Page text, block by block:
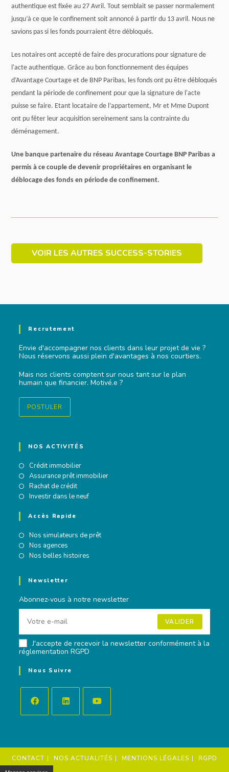
authentique est fixée au 27 Avril. Tout semblait se passer normalement
jusqu’à ce que le confinement soit annoncé à partir du 13 avril. Nous ne
savions pas si les fonds pourraient être débloqués.
Les notaires ont accepté de faire des procurations pour signature de
l'acte authentique. Grâce au bon fonctionnement des équipes
d’Avantage Courtage et de BNP Paribas, les fonds ont pu être débloqués
pendant la période de confinement pour que la signature de l'acte
puisse se faire. Etant locataire de l’appartement, Mr et Mme Dupont
ont pu fêter leur acquisition sereinement sans la contrainte du
déménagement.
Une banque partenaire du réseau Avantage Courtage BNP Paribas a
permis à ce couple de devenir propriétaires en organisant le
déblocage des fonds en période de confinement.
VOIR LES AUTRES SUCCESS-STORIES
Recrutement
Envie d'accompagner nos clients dans leur projet de vie ?
Nous réservons aussi plein d'avantages à nos courtiers.
Mais nos clients comptent sur nous tant sur le plan
humain que financier. Motivé.e ?
POSTULER
NOS ACTIVITÉS
Crédit immobilier
Assurance prêt immobilier
Rachat de crédit
Investir dans le neuf
Accès Rapide
Nos simulateurs de prêt
Nos agences
Nos belles histoires
Newsletter
Abonnez-vous à notre newsletter
VALIDER
J'accepte de recevoir la newsletter conformément à la
réglementation RGPD
Nous Suivre
Opens
Opens
Opens
CONTACT NOS ACTUALITÉS MENTIONS LÉGALES RGPD